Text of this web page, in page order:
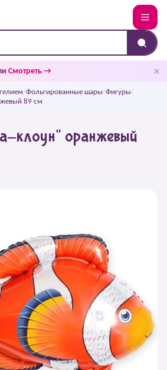
Смотреть → ✕
/Фольгированные шары/Фигуры/
89 см
клоун" оранжевый